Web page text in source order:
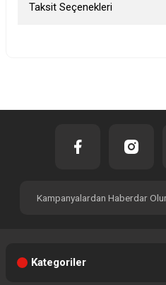
Taksit Seçenekleri
Kategoriler